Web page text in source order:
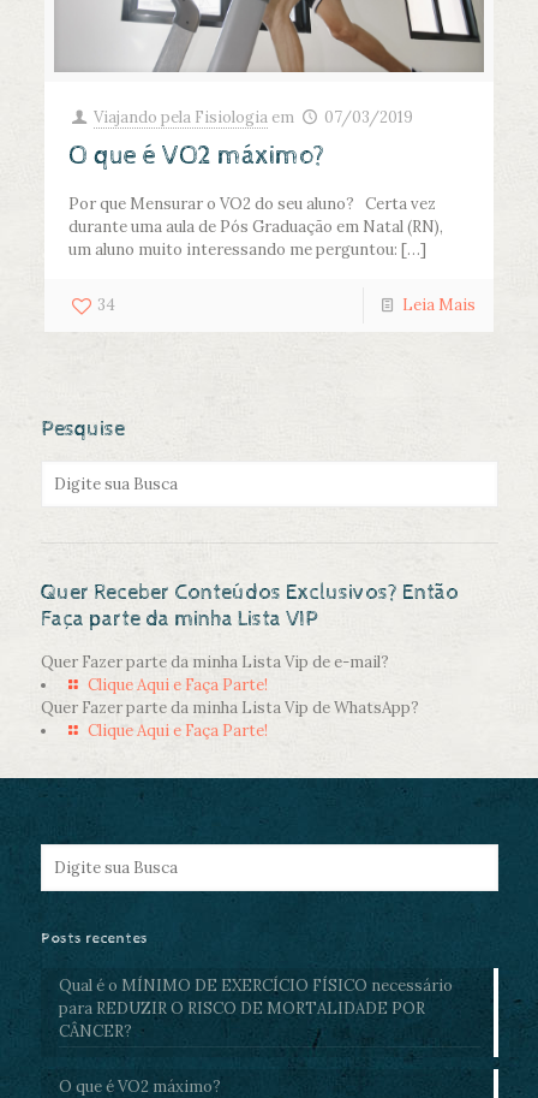
Viajando pela Fisiologia em 07/03/2019
O que é VO2 máximo?
Por que Mensurar o VO2 do seu aluno? Certa vez
durante uma aula de Pós Graduação em Natal (RN),
um aluno muito interessando me perguntou: […]
34 Leia Mais
Pesquise
Quer Receber Conteúdos Exclusivos? Então
Faça parte da minha Lista VIP
Quer Fazer parte da minha Lista Vip de e-mail?
Clique Aqui e Faça Parte!
Quer Fazer parte da minha Lista Vip de WhatsApp?
Clique Aqui e Faça Parte!
Posts recentes
Qual é o MÍNIMO DE EXERCÍCIO FÍSICO necessário
para REDUZIR O RISCO DE MORTALIDADE POR
CÂNCER?
O que é VO2 máximo?